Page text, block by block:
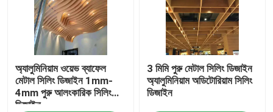
অ্যালুমিনিয়াম ওয়েভ ব্যাফেল
মেটাল সিলিং ডিজাইন 1mm-
4mm পুরু আলংকারিক সিলিং
ডিজাইন
3 মিমি পুরু মেটাল সিলিং ডিজাইন
অ্যালুমিনিয়াম অডিটোরিয়াম সিলিং
ডিজাইন